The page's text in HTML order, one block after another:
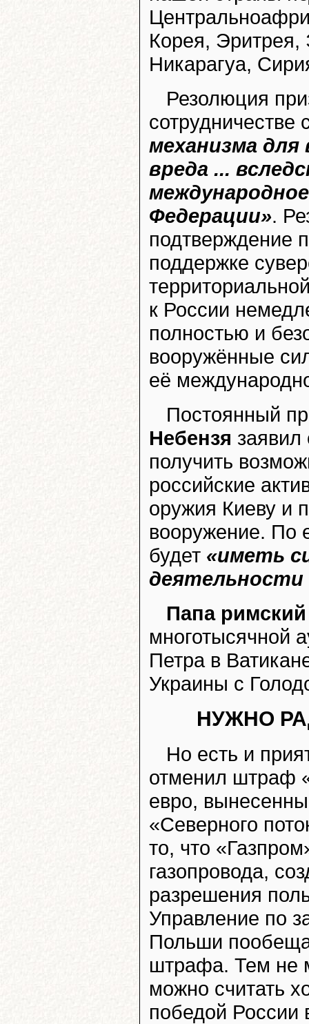
Корея,
Никарагуа,
Резолюция
сотрудничестве
механизма
вреда ...
Федерации».
подтверждение
поддержке
к России
полностью и
вооружённые
её
Постоянный
Небензя заявил
получить
российские
оружия Киеву и
вооружение. По
будет «иметь
Папа
многотысячной
Петра в
Украины с
НУЖНО
Но есть и
отменил штраф
евро,
«Северного
то, что
газопровода,
разрешения
Управление по
Польши
штрафа. Тем не
можно считать
победой России